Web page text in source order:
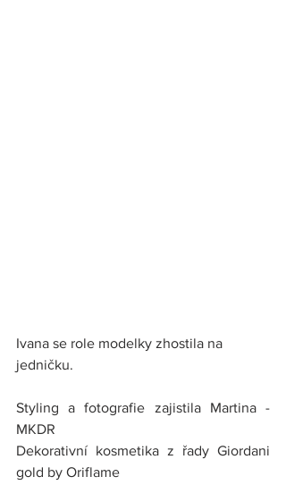
Ivana se role modelky zhostila na
jedničku.
Styling a fotografie zajistila Martina -
MKDR
Dekorativní kosmetika z řady Giordani
gold by Oriflame